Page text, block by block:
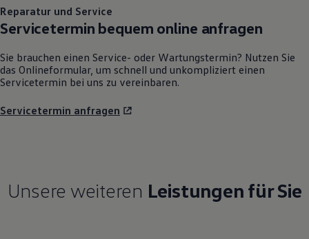
Reparatur und Service
Servicetermin bequem online anfragen
Sie brauchen einen Service- oder Wartungstermin? Nutzen Sie
das Onlineformular, um schnell und unkompliziert einen
Servicetermin bei uns zu vereinbaren.
Servicetermin anfragen
Unsere weiteren Leistungen für Sie